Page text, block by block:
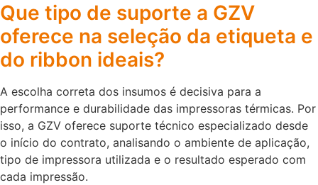
Que tipo de suporte a GZV
oferece na seleção da etiqueta e
do ribbon ideais?
A escolha correta dos insumos é decisiva para a
performance e durabilidade das impressoras térmicas. Por
isso, a GZV oferece suporte técnico especializado desde
o início do contrato, analisando o ambiente de aplicação,
tipo de impressora utilizada e o resultado esperado com
cada impressão.